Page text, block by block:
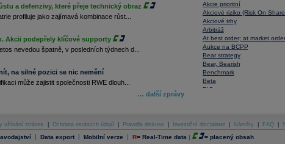
a defenzivy, které přeje technický obraz
profiluje jako zajímavá kombinace růst...
Akcii podepřely klíčové supporty
nevedou špatně, v posledních týdnech d...
na silné pozici se nic nemění
může zajistit společnosti RWE dlouh...
… další zprávy
Akcie prioritní
Akciové riziko (Risk On
Akciové trhy
Arbitráž
At best order; at market order
Aukce na BCPP
Bear strategy
Bear, Bearish
Benchmark
Beta
BIC
Book To Bill Ratio
Book Value
Bookbuilding
užívání stránek Ochrana osobních údajů Pravidla diskuse Investiční disclaimer Náměty FAQ
| Data export | Mobilní verze | R= Real-Time data | = placený obsah